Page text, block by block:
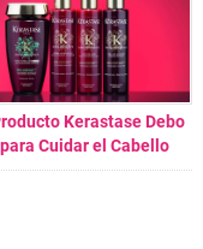
Kerastase Debo
Cuidar el Cabello
Desgastado?